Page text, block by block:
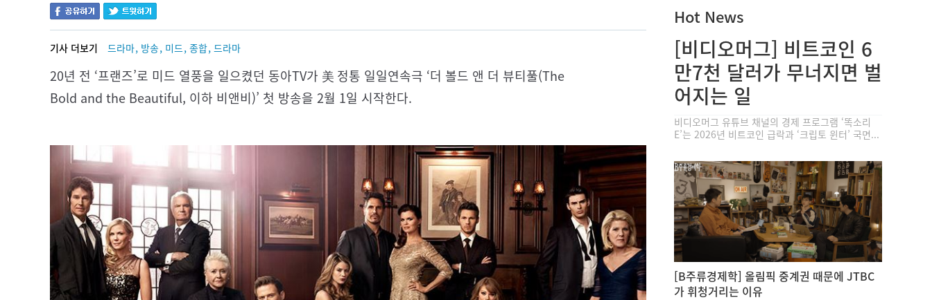
기사 더보기 드라마, 방송, 미드, 종합, 드라마
20년 전 ‘프랜즈’로 미드 열풍을 일으켰던 동아TV가 美 정통 일일연속극 ‘더 볼드 앤 더 뷰티풀(The
Bold and the Beautiful, 이하 비앤비)’ 첫 방송을 2월 1일 시작한다.
Hot News
[비디오머그] 비트코인 6
만7천 달러가 무너지면 벌
어지는 일
비디오머그 유튜브 채널의 경제 프로그램 ‘똑소리
E’는 2026년 비트코인 급락과 ‘크립토 윈터’ 국면...
[B주류경제학] 올림픽 중계권 때문에 JTBC
가 휘청거리는 이유